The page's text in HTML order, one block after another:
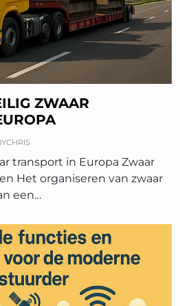
ZWAAR
CHRIS
transport in Europa Zwaar
Het organiseren van zwaar
een…